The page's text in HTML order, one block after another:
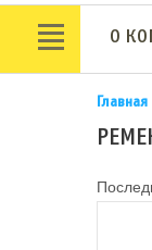
О
Главная